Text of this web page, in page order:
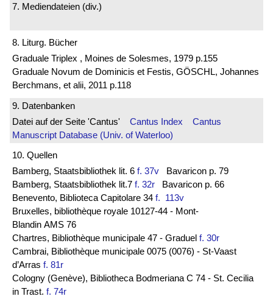
7. Mediendateien (div.)
8. Liturg. Bücher
Graduale Triplex , Moines de Solesmes, 1979 p.155
Graduale Novum de Dominicis et Festis, GÖSCHL, Johannes
Berchmans, et alii, 2011 p.118
9. Datenbanken
Datei auf der Seite 'Cantus' Cantus Index
Cantus
Manuscript Database (Univ. of Waterloo)
10. Quellen
Bamberg, Staatsbibliothek lit. 6 f. 37v Bavaricon p. 79
Bamberg, Staatsbibliothek lit.7 f. 32r Bavaricon p. 66
Benevento, Biblioteca Capitolare 34 f. 113v
Bruxelles, bibliothèque royale 10127-44 - Mont-
Blandin AMS 76
Chartres, Bibliothèque municipale 47 - Graduel f. 30r
Cambrai, Bibliothèque municipale 0075 (0076) - St-Vaast
d’Arras f. 81r
Cologny (Genève), Bibliotheca Bodmeriana C 74 - St. Cecilia
in Trast. f. 74r